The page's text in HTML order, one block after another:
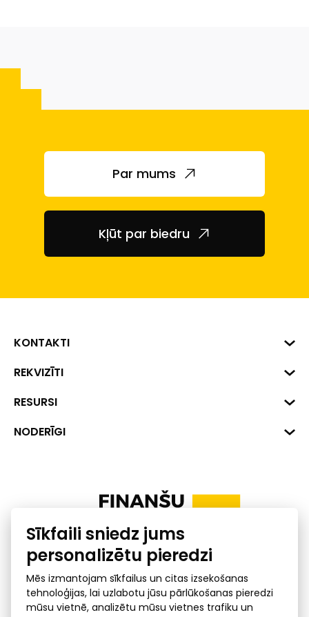
Par mums
Kļūt par biedru
KONTAKTI
Biznesa centrs "VERDE" Roberta
1045
+371 287 18175
REKVIZĪTI
Reģ. Nr. 40008002175
Banka: SEB Banka
RESURSI
Dati
Uzņēmumu kredītspējas kalkulators
NODERĪGI
Ombuds
Sīkfaili sniedz jums
personalizētu pieredzi
Mēs izmantojam sīkfailus un citas izsekošanas
tehnoloģijas, lai uzlabotu jūsu pārlūkošanas pieredzi
mūsu vietnē, analizētu mūsu vietnes trafiku un